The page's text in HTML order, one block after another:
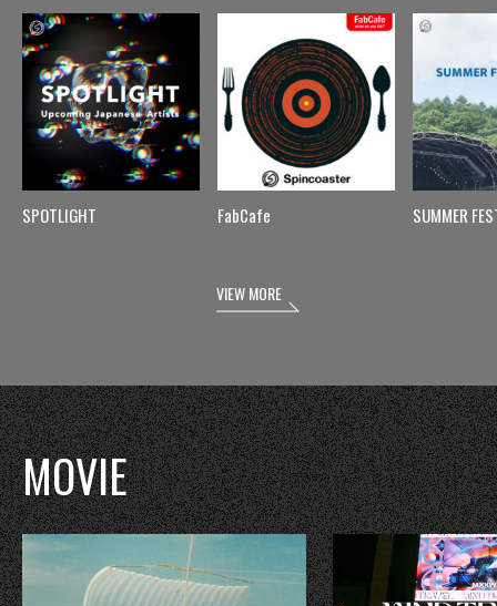
SPOTLIGHT FabCafe SUMMER
VIEW MORE
MOVIE